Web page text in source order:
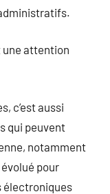
une attention
c’est aussi
qui peuvent
notamment
pour
électroniques